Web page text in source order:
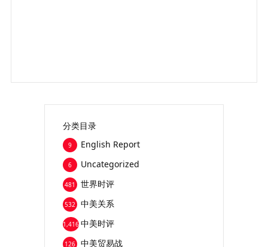
分类目录
English Report
9
Uncategorized
6
世界时评
481
中美关系
532
中美时评
1,416
中美贸易战
126